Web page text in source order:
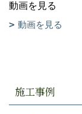
動画を見る
動画を見る
施工事例